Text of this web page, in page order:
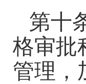
第十
格审批
管理，